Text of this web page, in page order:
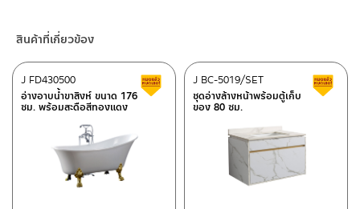
ศูนย์บริการและอะไหล่ กรุงเทพฯ
662/61-62 ถนน พระราม3 แขวงบางโพงพาง เขตยานนาวา กรุงเทพฯ
– Shopee
–Lazada
ติดต่อพนักงานขาย / Contact Sales Staff
โทร: 02-285-5795
@charnpaiboon.sales
สินค้าที่เกี่ยวข้อง
อ่างอาบน้ำขาสิงห์ ขนาด 176
ซม. พร้อมสะดือสีทองแดง
J FD430500 สินค้าลดราคา เคลียร์สต็อก
ชุดอ่างล้างหน้าพร้อมตู้เก็บ
ของ 80 ซม.
J BC-5019/SET